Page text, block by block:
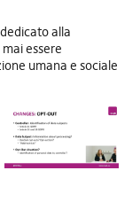
alla
essere
umana e sociale